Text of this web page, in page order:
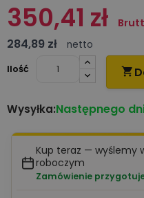
350,41 zł
284,89 zł
netto
Ilość

Wysyłka:Następnego
Kup teraz — wyślemy
roboczym
Zamówienie